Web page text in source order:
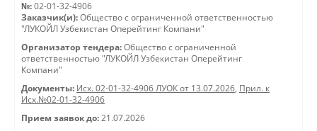
№: 02-01-32-4906
Заказчик(и): Общество с ограниченной ответственностью
"ЛУКОЙЛ Узбекистан Оперейтинг Компани"
Организатор тендера: Общество с ограниченной
ответственностью "ЛУКОЙЛ Узбекистан Оперейтинг
Компани"
Документы: Исх. 02-01-32-4906 ЛУОК от 13.07.2026, Прил. к
Исх.№02-01-32-4906
Прием заявок до: 21.07.2026